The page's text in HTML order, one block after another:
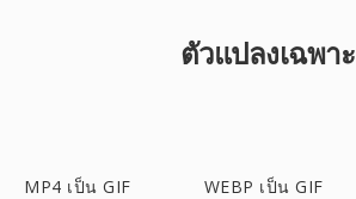
ตัวแปลงเฉพาะ
MP4 เป็น GIF WEBP เป็น GIF